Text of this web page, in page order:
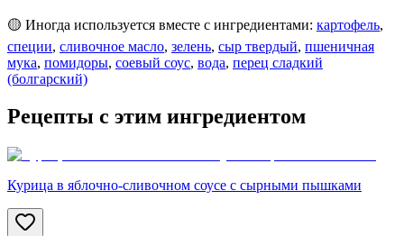
🟡 Иногда используется вместе с ингредиентами: картофель,
специи, сливочное масло, зелень, сыр твердый, пшеничная
мука, помидоры, соевый соус, вода, перец сладкий
(болгарский)
Рецепты с этим ингредиентом
Курица в яблочно-сливочном соусе с сырными пышками